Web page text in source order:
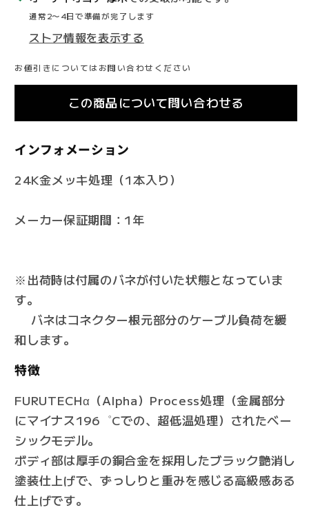
オ・
グ
レ
XLR
ラ
グ
数
ら
す
オ・
グ
レ
ド
XLR
ラ
グ
数
や
通常2〜4日で準備が完了します
ストア情報を表示する
お値引きについてはお問い合わせください
この商品について問い合わせる
インフォメーション
24K金メッキ処理（1本入り）
メーカー保証期間：1年
※出荷時は付属のバネが付いた状態となっていま
す。
バネはコネクター根元部分のケーブル負荷を緩
和します。
特徴
FURUTECHα（Alpha）Process処理（金属部分
にマイナス196゜Cでの、超低温処理）されたベー
シックモデル。
ボディ部は厚手の銅合金を採用したブラック艶消し
塗装仕上げで、ずっしりと重みを感じる高級感ある
仕上げです。